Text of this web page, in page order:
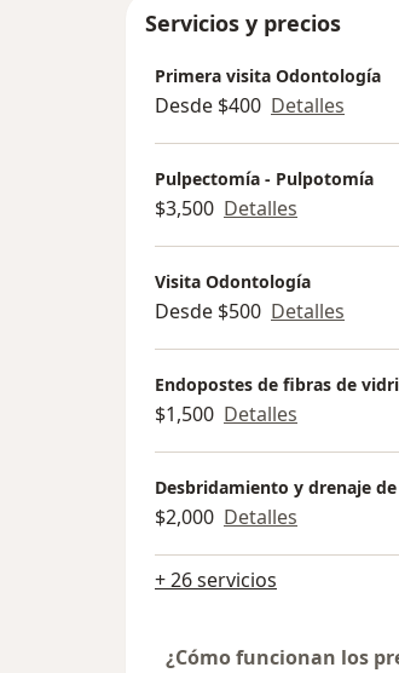
Servicios y precios
Primera visita Odontología
Desde $400 Detalles
Pulpectomía - Pulpotomía
$3,500 Detalles
Visita Odontología
Desde $500 Detalles
Endopostes de fibras de
$1,500 Detalles
Desbridamiento y drenaje de
$2,000 Detalles
+ 26 servicios
¿Cómo funcionan los